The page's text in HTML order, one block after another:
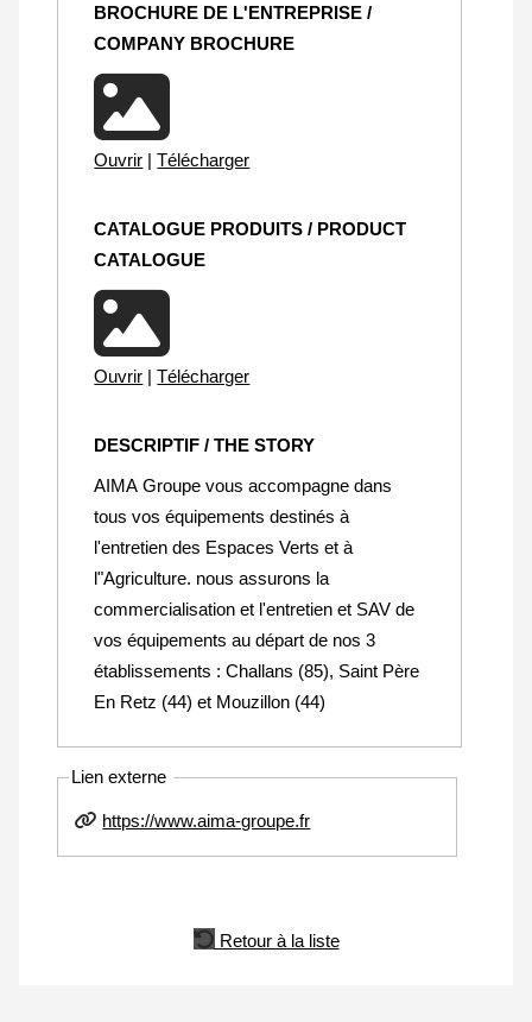
BROCHURE DE L'ENTREPRISE /
COMPANY BROCHURE
Ouvrir | Télécharger
CATALOGUE PRODUITS / PRODUCT
CATALOGUE
Ouvrir | Télécharger
DESCRIPTIF / THE STORY
AIMA Groupe vous accompagne dans
tous vos équipements destinés à
l'entretien des Espaces Verts et à
l"Agriculture. nous assurons la
commercialisation et l'entretien et SAV de
vos équipements au départ de nos 3
établissements : Challans (85), Saint Père
En Retz (44) et Mouzillon (44)
Lien externe
https://www.aima-groupe.fr
Retour à la liste